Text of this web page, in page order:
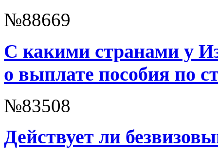
№88669
С какими странами у
о выплате пособия по
№83508
Действует ли